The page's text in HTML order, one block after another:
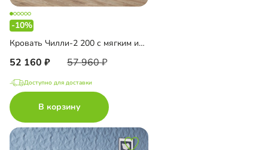
-10%
Кровать Чилли-2 200 с мягким изголовьем
52 160 57 960
Доступно для доставки
В корзину